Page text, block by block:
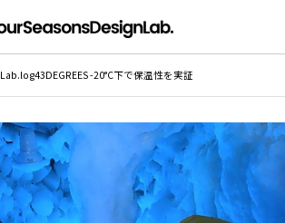
Lab.log43DEGREES -20°C下で保温性を実証